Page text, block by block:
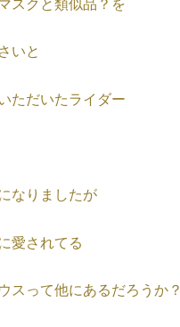
いと
ただいたライダー
なりましたが
愛されてる
スって他にあるだろうか？